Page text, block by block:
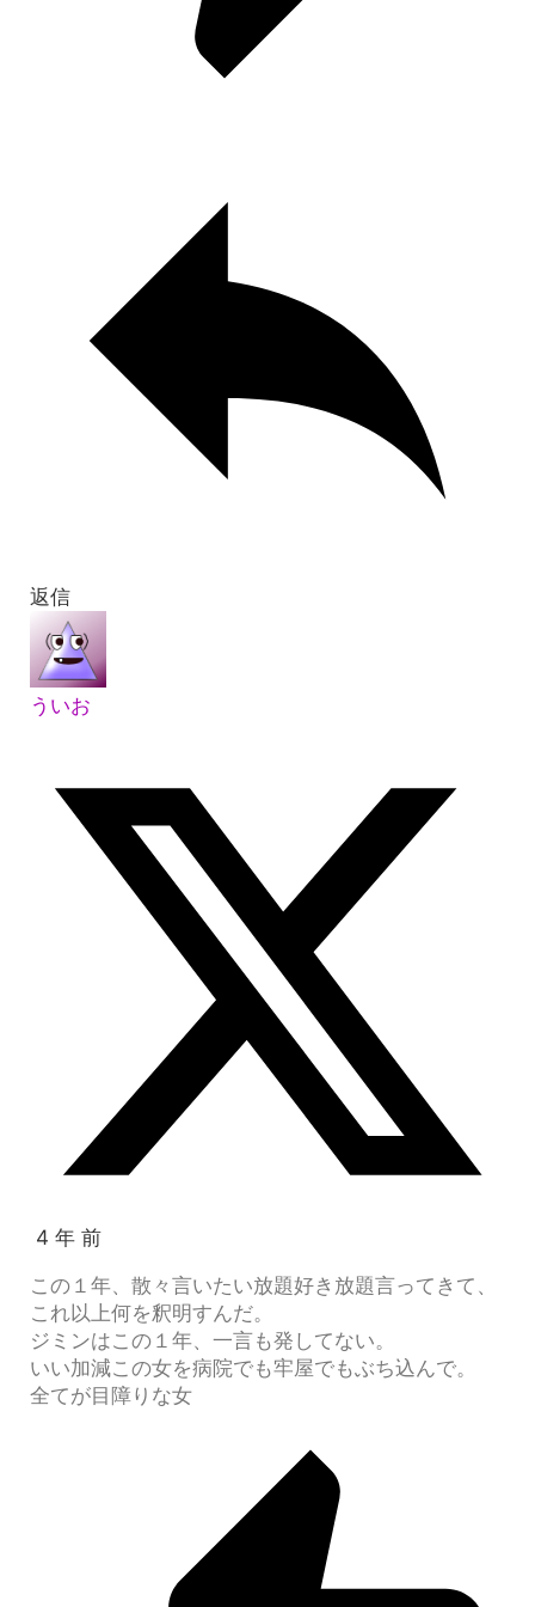
返信
ういお
4 年 前
この１年、散々言いたい放題好き放題言ってきて、
これ以上何を釈明すんだ。
ジミンはこの１年、一言も発してない。
いい加減この女を病院でも牢屋でもぶち込んで。
全てが目障りな女